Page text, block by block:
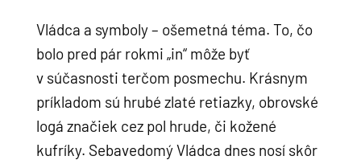
Vládca a symboly – ošemetná téma. To, čo
bolo pred pár rokmi „in“ môže byť
v súčasnosti terčom posmechu. Krásnym
príkladom sú hrubé zlaté retiazky, obrovské
logá značiek cez pol hrude, či kožené
kufríky. Sebavedomý Vládca dnes nosí skôr